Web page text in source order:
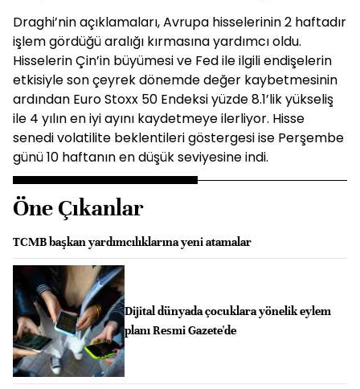
Draghi’nin açıklamaları, Avrupa hisselerinin 2 haftadır
işlem gördüğü aralığı kırmasına yardımcı oldu.
Hisselerin Çin’in büyümesi ve Fed ile ilgili endişelerin
etkisiyle son çeyrek dönemde değer kaybetmesinin
ardından Euro Stoxx 50 Endeksi yüzde 8.1’lik yükseliş
ile 4 yılın en iyi ayını kaydetmeye ilerliyor. Hisse
senedi volatilite beklentileri göstergesi ise Perşembe
günü 10 haftanın en düşük seviyesine indi.
Öne Çıkanlar
TCMB başkan yardımcılıklarına yeni atamalar
Dijital dünyada çocuklara yönelik eylem
planı Resmi Gazete'de